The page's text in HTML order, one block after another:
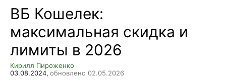
ВБ Кошелек:
максимальная скидка и
лимиты в 2026
Кирилл Пироженко
03.08.2024, обновлено 02.05.2026